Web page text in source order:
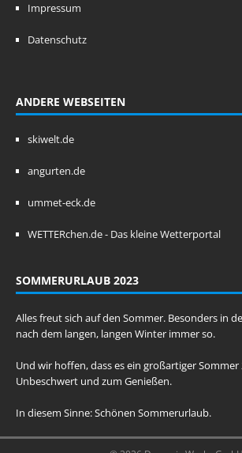
Impressum
Datenschutz
ANDERE WEBSEITEN
skiwelt.de
angurten.de
ummet-eck.de
WETTERchen.de - Das kleine Wetterportal
SOMMERURLAUB 2023
Alles freut sich auf den Sommer. Besonders in
nach dem langen, langen Winter immer so.
Und wir hoffen, dass es ein großartiger Sommer
Unbeschwert und zum Genießen.
In diesem Sinne: Schönen Sommerurlaub.